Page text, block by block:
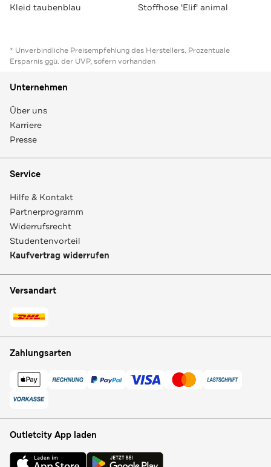
Kleid taubenblau Stoffhose 'Elif' animal
* Unverbindliche Preisempfehlung des Herstellers. Prozentuale
Ersparnis ggü. der UVP, sofern vorhanden
Unternehmen
Über uns
Karriere
Presse
Service
Hilfe & Kontakt
Partnerprogramm
Widerrufsrecht
Studentenvorteil
Kaufvertrag widerrufen
Versandart
Zahlungsarten
Outletcity App laden